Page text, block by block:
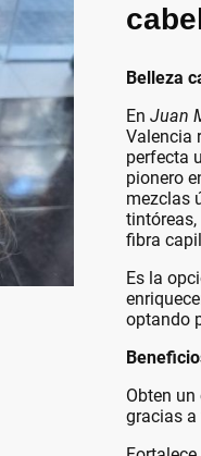
Belleza
En Juan
Valencia
perfecta
pionero
mezclas
fibra
Es la
optando
Obten
gracias